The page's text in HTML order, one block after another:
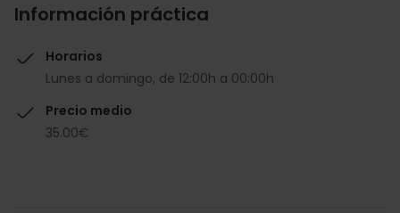
Información práctica
Horarios
Lunes a domingo, de 12:00h a 00:00h
Precio medio
35.00€